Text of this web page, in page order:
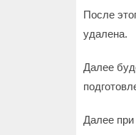
После
удалена.
Далее
Далее при